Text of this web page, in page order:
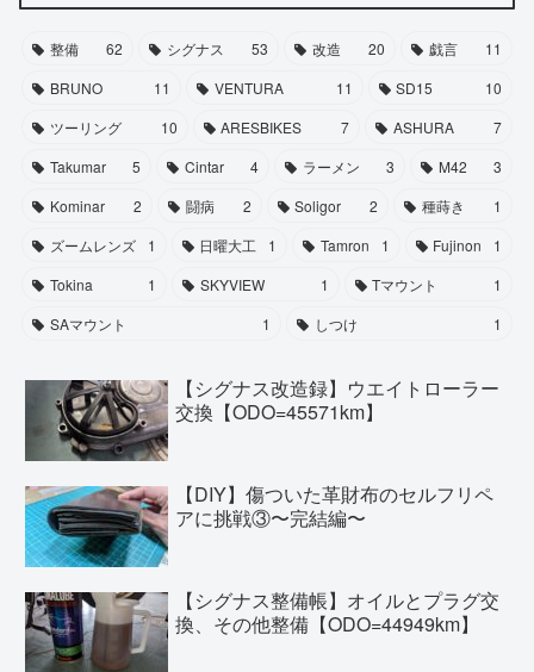
整備 62 シグナス 53 改造 20 戯言
11
BRUNO
11 VENTURA 11 SD15
10
ツーリング
10 ARESBIKES 7 ASHURA
7
Takumar
5 Cintar 4 ラーメン 3 M42
3
Kominar
2 闘病 2 Soligor 2 種蒔き
1
ズームレンズ
1 日曜大工 1 Tamron 1 Fujinon
1
Tokina
1 SKYVIEW 1 Tマウント
1
SAマウント
1 しつけ 1
【シグナス改造録】ウエイトローラー
交換【ODO=45571km】
【DIY】傷ついた革財布のセルフリペ
アに挑戦③〜完結編〜
【シグナス整備帳】オイルとプラグ交
換、その他整備【ODO=44949km】